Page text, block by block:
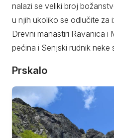
nalazi se veliki broj
u njih ukoliko se odlučite za
Drevni manastiri Ravanica i
pećina i Senjski rudnik neke
Prskalo